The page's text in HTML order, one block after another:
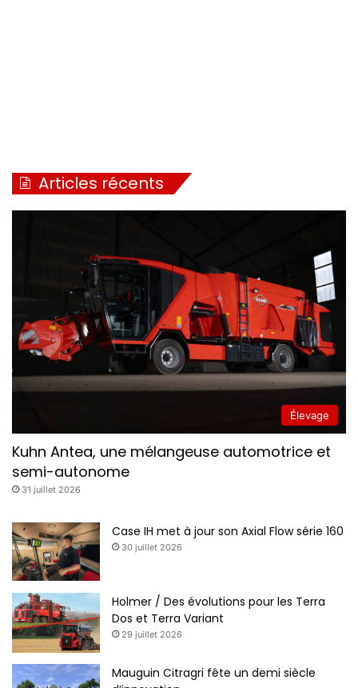
Articles récents
Élevage
Kuhn Antea, une mélangeuse automotrice et
semi-autonome
31 juillet 2026
Case IH met à jour son Axial Flow série 160
30 juillet 2026
Holmer / Des évolutions pour les Terra
Dos et Terra Variant
29 juillet 2026
Mauguin Citragri fête un demi siècle